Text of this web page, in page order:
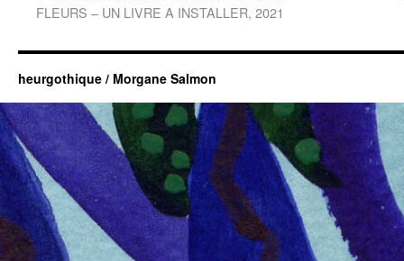
FLEURS – UN LIVRE A INSTALLER, 2021
heurgothique / Morgane Salmon